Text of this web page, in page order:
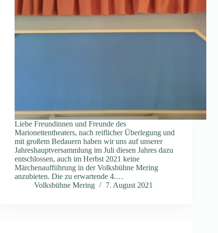
Liebe Freundinnen und Freunde des
Marionettentheaters, nach reiflicher Überlegung und
mit großem Bedauern haben wir uns auf unserer
Jahreshauptversammlung im Juli diesen Jahres dazu
entschlossen, auch im Herbst 2021 keine
Märchenaufführung in der Volksbühne Mering
anzubieten. Die zu erwartende 4.…
Volksbühne Mering
7. August 2021